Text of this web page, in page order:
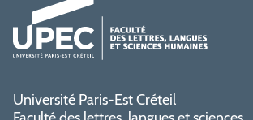
Université Paris-Est Créteil